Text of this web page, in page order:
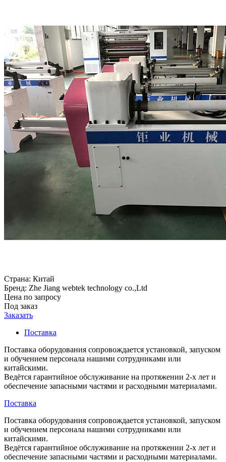
Страна: Китай
Бренд: Zhe Jiang webtek technology co.,Ltd
Цена по запросу
Под заказ
Заказать
Поставка
Поставка оборудования сопровождается установкой, запуском
и обучением персонала нашими сотрудниками или
китайскими.
Ведётся гарантийное обслуживание на протяжении 2-х лет и
обеспечение запасными частями и расходными материалами.
Поставка
Поставка оборудования сопровождается установкой, запуском
и обучением персонала нашими сотрудниками или
китайскими.
Ведётся гарантийное обслуживание на протяжении 2-х лет и
обеспечение запасными частями и расходными материалами.